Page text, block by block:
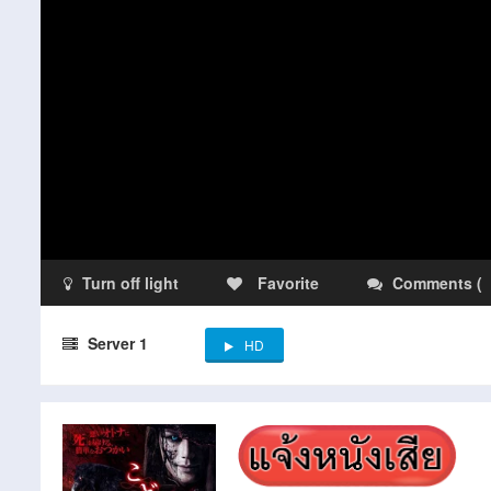
Turn off light Favorite Comments (
Server 1 HD